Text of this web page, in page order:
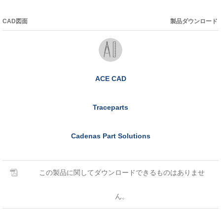
CAD図面 製品ダウンロード
ACE CAD
Traceparts
Cadenas Part Solutions
この製品に関してダウンロードできるものはありませ
ん。